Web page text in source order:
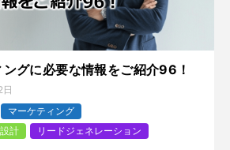
グに必要な情報をご紹介96！
マーケティング
計
リードジェネレーション